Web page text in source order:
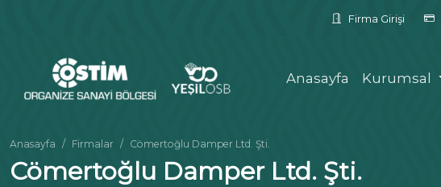
Firma Girişi
Anasayfa Kurumsal
Anasayfa Firmalar Cömertoğlu Damper Ltd. Şti.
Cömertoğlu Damper Ltd. Şti.